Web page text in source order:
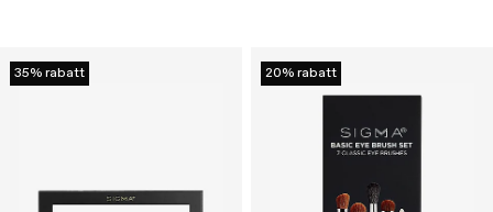
35% rabatt 20% rabatt